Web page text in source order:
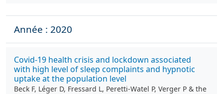
Année : 2020
Covid‐19 health crisis and lockdown associated
with high level of sleep complaints and hypnotic
uptake at the population level
Beck F, Léger D, Fressard L, Peretti-Watel P, Verger P & the